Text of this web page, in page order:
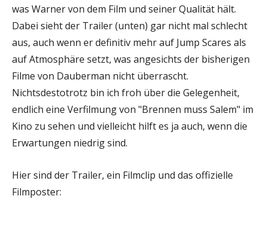
was Warner von dem Film und seiner Qualität hält.
Dabei sieht der Trailer (unten) gar nicht mal schlecht
aus, auch wenn er definitiv mehr auf Jump Scares als
auf Atmosphäre setzt, was angesichts der bisherigen
Filme von Dauberman nicht überrascht.
Nichtsdestotrotz bin ich froh über die Gelegenheit,
endlich eine Verfilmung von "Brennen muss Salem" im
Kino zu sehen und vielleicht hilft es ja auch, wenn die
Erwartungen niedrig sind.
Hier sind der Trailer, ein Filmclip und das offizielle
Filmposter: